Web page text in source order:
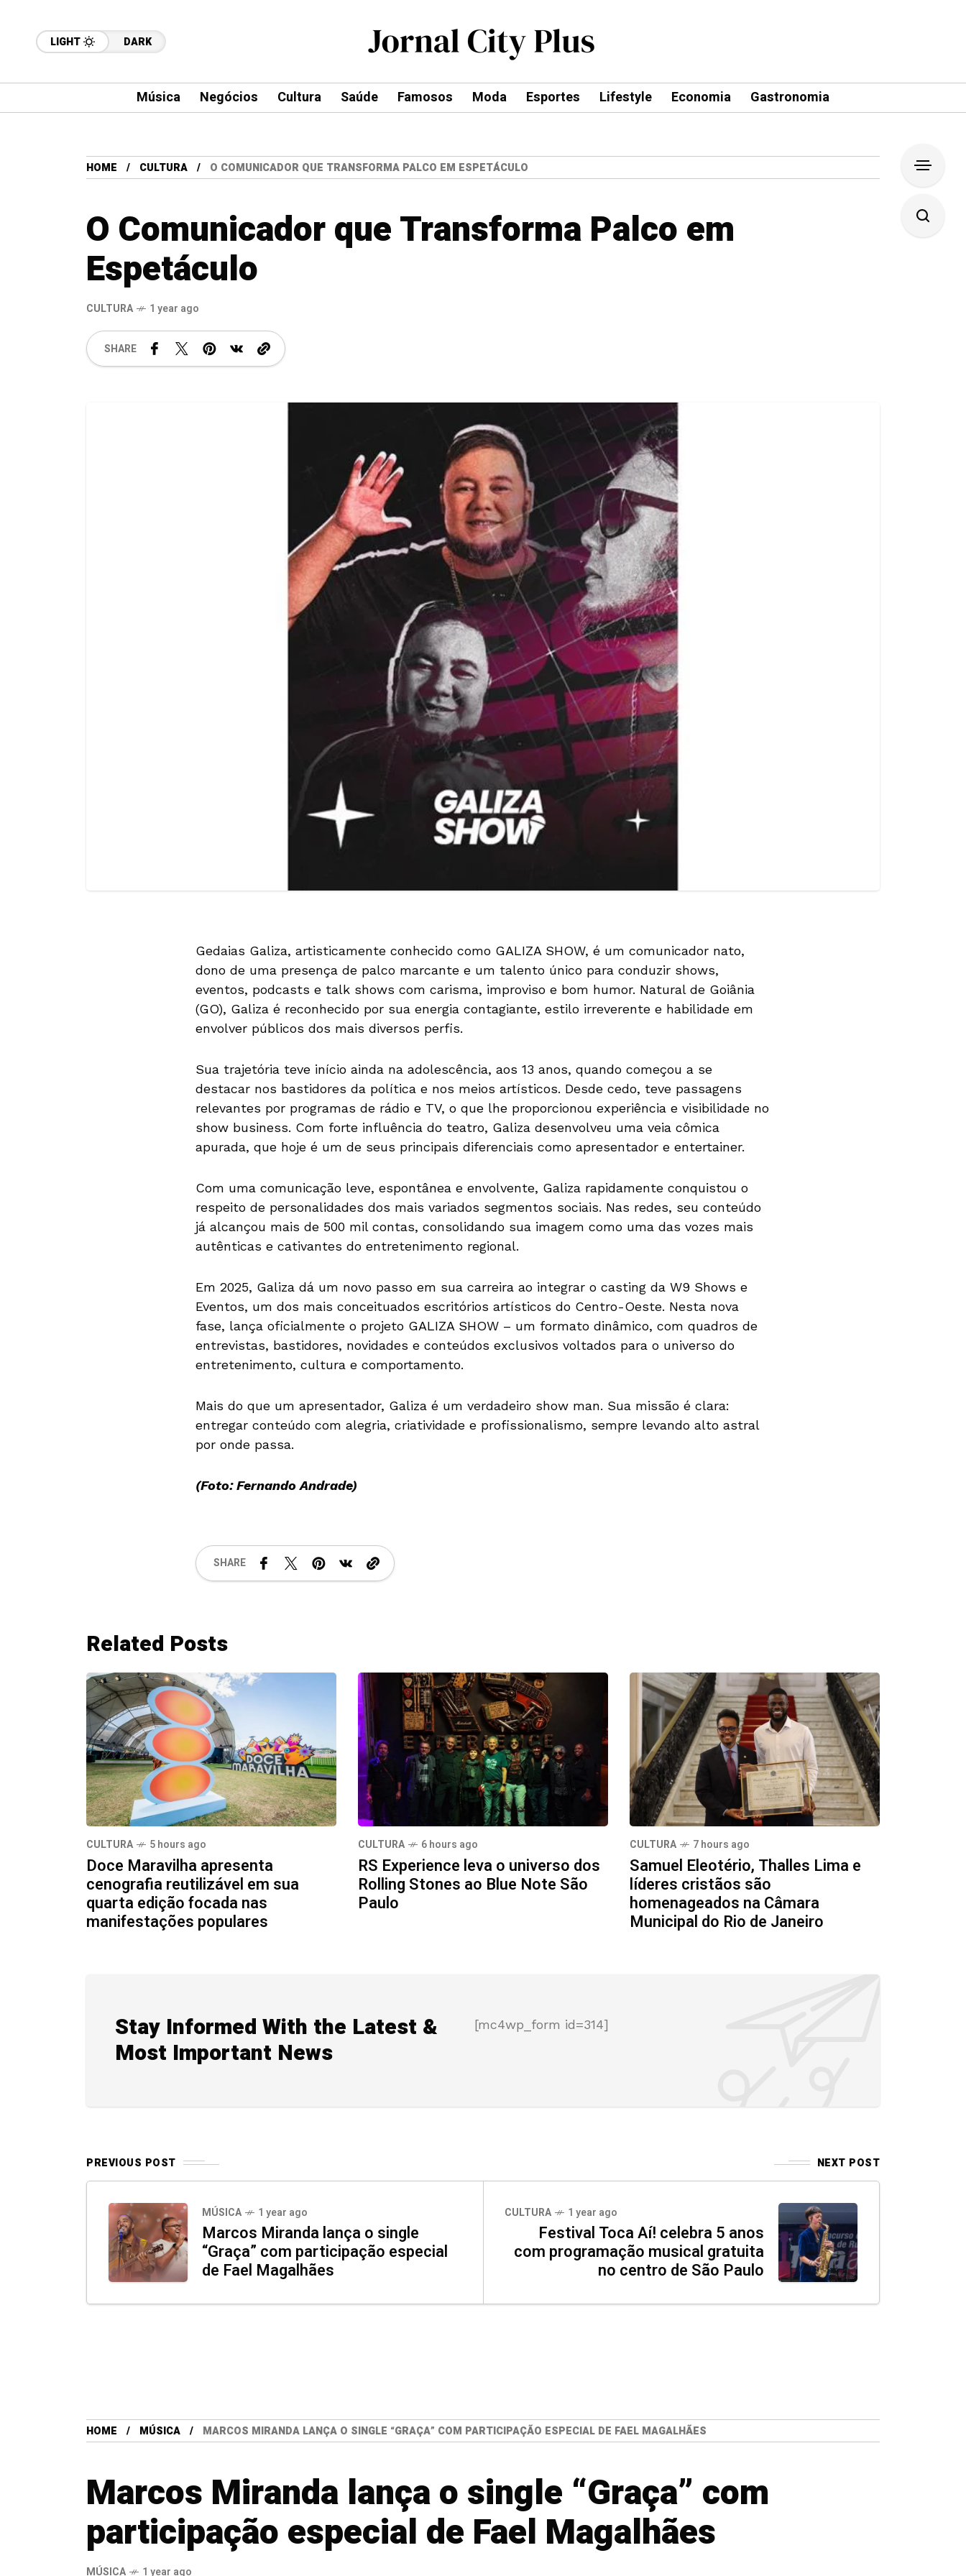
LIGHT DARK
Música Negócios Cultura Saúde Famosos Moda Esportes Lifestyle Economia Gastronomia
HOME CULTURA O COMUNICADOR QUE TRANSFORMA PALCO EM ESPETÁCULO
O Comunicador que Transforma Palco em
Espetáculo
CULTURA 1 year ago
SHARE
Gedaias Galiza, artisticamente conhecido como GALIZA SHOW, é um comunicador nato,
dono de uma presença de palco marcante e um talento único para conduzir shows,
eventos, podcasts e talk shows com carisma, improviso e bom humor. Natural de Goiânia
(GO), Galiza é reconhecido por sua energia contagiante, estilo irreverente e habilidade em
envolver públicos dos mais diversos perfis.
Sua trajetória teve início ainda na adolescência, aos 13 anos, quando começou a se
destacar nos bastidores da política e nos meios artísticos. Desde cedo, teve passagens
relevantes por programas de rádio e TV, o que lhe proporcionou experiência e visibilidade no
show business. Com forte influência do teatro, Galiza desenvolveu uma veia cômica
apurada, que hoje é um de seus principais diferenciais como apresentador e entertainer.
Com uma comunicação leve, espontânea e envolvente, Galiza rapidamente conquistou o
respeito de personalidades dos mais variados segmentos sociais. Nas redes, seu conteúdo
já alcançou mais de 500 mil contas, consolidando sua imagem como uma das vozes mais
autênticas e cativantes do entretenimento regional.
Em 2025, Galiza dá um novo passo em sua carreira ao integrar o casting da W9 Shows e
Eventos, um dos mais conceituados escritórios artísticos do Centro-Oeste. Nesta nova
fase, lança oficialmente o projeto GALIZA SHOW – um formato dinâmico, com quadros de
entrevistas, bastidores, novidades e conteúdos exclusivos voltados para o universo do
entretenimento, cultura e comportamento.
Mais do que um apresentador, Galiza é um verdadeiro show man. Sua missão é clara:
entregar conteúdo com alegria, criatividade e profissionalismo, sempre levando alto astral
por onde passa.
(Foto: Fernando Andrade)
SHARE
Related Posts
CULTURA 5 hours ago
Doce Maravilha apresenta
cenografia reutilizável em sua
quarta edição focada nas
manifestações populares
CULTURA 6 hours ago
RS Experience leva o universo dos
Rolling Stones ao Blue Note São
Paulo
CULTURA 7 hours ago
Samuel Eleotério, Thalles Lima e
líderes cristãos são
homenageados na Câmara
Municipal do Rio de Janeiro
Stay Informed With the Latest &
Most Important News
[mc4wp_form id=314]
PREVIOUS POST NEXT POST
MÚSICA 1 year ago
Marcos Miranda lança o single
“Graça” com participação especial
de Fael Magalhães
CULTURA 1 year ago
Festival Toca Aí! celebra 5 anos
com programação musical gratuita
no centro de São Paulo
HOME MÚSICA MARCOS MIRANDA LANÇA O SINGLE “GRAÇA” COM PARTICIPAÇÃO ESPECIAL DE FAEL MAGALHÃES
Marcos Miranda lança o single “Graça” com
participação especial de Fael Magalhães
MÚSICA 1 year ago